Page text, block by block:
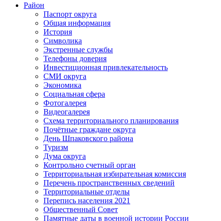
Район
Паспорт округа
Общая информация
История
Символика
Экстренные службы
Телефоны доверия
Инвестиционная привлекательность
СМИ округа
Экономика
Социальная сфера
Фотогалерея
Видеогалерея
Схема территориального планирования
Почётные граждане округа
День Шпаковского района
Туризм
Дума округа
Контрольно счетный орган
Территориальная избирательная комиссия
Перечень пространственных сведений
Территориальные отделы
Перепись населения 2021
Общественный Совет
Памятные даты в военной истории России